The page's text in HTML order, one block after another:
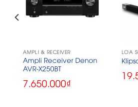
AMPLI & RECEIVER
Ampli Receiver Denon
AVR-X250BT
7.650.000₫
LOA